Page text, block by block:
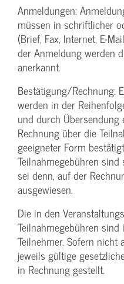
Anmeldungen:
müssen in schriftlicher
(Brief, Fax, Internet, E-
der Anmeldung werden
anerkannt.
Bestätigung­/Rechnung:
werden in der
und durch Übersendung
Rechnung über die
geeigneter Form
Teilnahmegebühren
sei denn, auf der
ausgewiesen.
Die in den
Teilnahmegebühren sind
Teilnehmer. Sofern nicht
jeweils gültige
in Rechnung gestellt.